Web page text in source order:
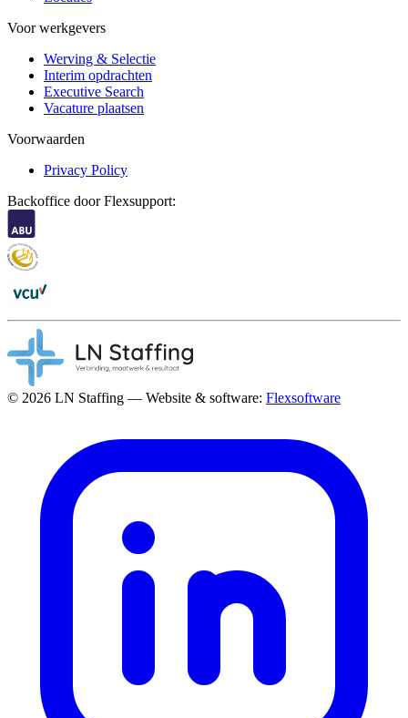
Voor werkgevers
Werving & Selectie
Interim opdrachten
Executive Search
Vacature plaatsen
Voorwaarden
Privacy Policy
Backoffice door Flexsupport:
© 2026 LN Staffing — Website & software: Flexsoftware